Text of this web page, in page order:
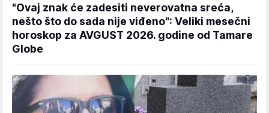
"Ovaj znak će zadesiti neverovatna sreća,
nešto što do sada nije viđeno": Veliki mesečni
horoskop za AVGUST 2026. godine od Tamare
Globe